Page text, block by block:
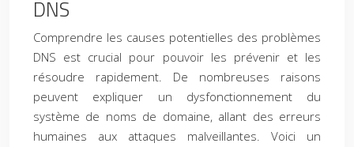
DNS
Comprendre les causes potentielles des problèmes
DNS est crucial pour pouvoir les prévenir et les
résoudre rapidement. De nombreuses raisons
peuvent expliquer un dysfonctionnement du
système de noms de domaine, allant des erreurs
humaines aux attaques malveillantes. Voici un